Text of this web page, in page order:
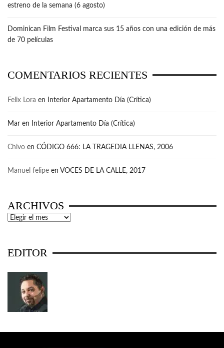
estreno de la semana (6 agosto)
Dominican Film Festival marca sus 15 años con una edición de más
de 70 películas
COMENTARIOS RECIENTES
Felix Lora en Interior Apartamento Día (Crítica)
Mar en Interior Apartamento Día (Crítica)
Chivo en CÓDIGO 666: LA TRAGEDIA LLENAS, 2006
Manuel felipe en VOCES DE LA CALLE, 2017
ARCHIVOS
Archivos
EDITOR